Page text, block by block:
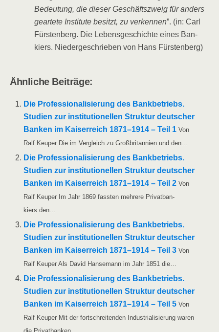
Bedeu­tung, die die­ser Geschäfts­zweig für anders
gear­te­te Insti­tu­te besitzt, zu ver­ken­nen”. (in: Carl
Fürs­ten­berg. Die Lebens­ge­schich­te eines Ban­
kiers. Nie­der­ge­schrie­ben von Hans Fürstenberg)
Ähn­li­che Beiträge:
Die Pro­fes­sio­na­li­sie­rung des Bank­be­triebs.
Stu­di­en zur insti­tu­tio­nel­len Struk­tur deut­scher
Ban­ken im Kai­ser­reich 1871–1914 – Teil 1 Von
Ralf Keu­per Die im Ver­gleich zu Groß­bri­tan­ni­en und den…
Die Pro­fes­sio­na­li­sie­rung des Bank­be­triebs.
Stu­di­en zur insti­tu­tio­nel­len Struk­tur deut­scher
Ban­ken im Kai­ser­reich 1871–1914 – Teil 2 Von
Ralf Keu­per Im Jahr 1869 fass­ten meh­re­re Pri­vat­ban­
kiers den…
Die Pro­fes­sio­na­li­sie­rung des Bank­be­triebs.
Stu­di­en zur insti­tu­tio­nel­len Struk­tur deut­scher
Ban­ken im Kai­ser­reich 1871–1914 – Teil 3 Von
Ralf Keu­per Als David Han­se­mann im Jahr 1851 die…
Die Pro­fes­sio­na­li­sie­rung des Bank­be­triebs.
Stu­di­en zur insti­tu­tio­nel­len Struk­tur deut­scher
Ban­ken im Kai­ser­reich 1871–1914 – Teil 5 Von
Ralf Keu­per Mit der fort­schrei­ten­den Indus­tria­li­sie­rung waren